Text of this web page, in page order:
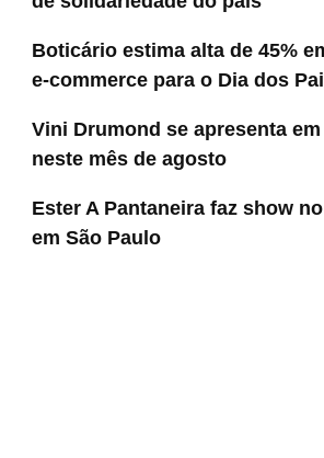
Boticário estima alta de 45%
e-commerce para o Dia dos
Vini Drumond se apresenta
neste mês de agosto
Ester A Pantaneira faz show
em São Paulo